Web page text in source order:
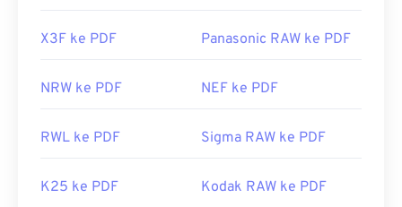
X3F ke PDF Panasonic RAW ke PDF
NRW ke PDF NEF ke PDF
RWL ke PDF Sigma RAW ke PDF
K25 ke PDF Kodak RAW ke PDF